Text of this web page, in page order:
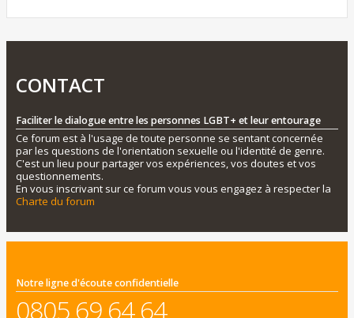
CONTACT
Faciliter le dialogue entre les personnes LGBT+ et leur entourage
Ce forum est à l'usage de toute personne se sentant concernée
par les questions de l'orientation sexuelle ou l'identité de genre.
C'est un lieu pour partager vos expériences, vos doutes et vos
questionnements.
En vous inscrivant sur ce forum vous vous engagez à respecter la
Charte du forum
Notre ligne d'écoute confidentielle
0805 69 64 64